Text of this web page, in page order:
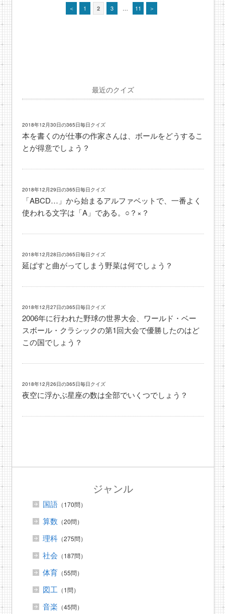
＜ 1 2 3 … 11 ＞
最近のクイズ
2018年12月30日の365日毎日クイズ
本を書くのが仕事の作家さんは、ボールをどうするこ
とが得意でしょう？
2018年12月29日の365日毎日クイズ
「ABCD…」から始まるアルファベットで、一番よく
使われる文字は「A」である。○？×？
2018年12月28日の365日毎日クイズ
延ばすと曲がってしまう野菜は何でしょう？
2018年12月27日の365日毎日クイズ
2006年に行われた野球の世界大会、ワールド・ベー
スボール・クラシックの第1回大会で優勝したのはど
この国でしょう？
2018年12月26日の365日毎日クイズ
夜空に浮かぶ星座の数は全部でいくつでしょう？
ジャンル
国語（170問）
算数 （20問）
理科（275問）
社会 （187問）
体育（55問）
図工 （1問）
音楽 （45問）